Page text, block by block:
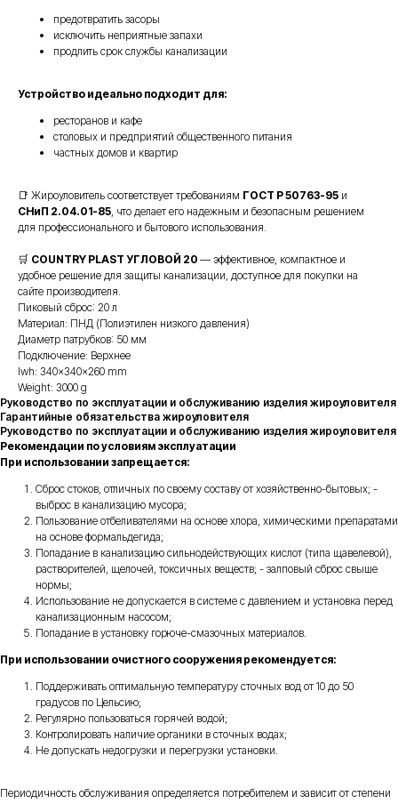
предотвратить засоры
исключить неприятные запахи
продлить срок службы канализации
Устройство идеально подходит для:
ресторанов и кафе
столовых и предприятий общественного питания
частных домов и квартир
📑 Жироуловитель соответствует требованиям ГОСТ Р 50763-95 и
СНиП 2.04.01-85, что делает его надежным и безопасным решением
для профессионального и бытового использования.
🛒 COUNTRY PLAST УГЛОВОЙ 20 — эффективное, компактное и
удобное решение для защиты канализации, доступное для покупки на
сайте производителя.
Пиковый сброс: 20 л
Материал: ПНД (Полиэтилен низкого давления)
Диаметр патрубков: 50 мм
Подключение: Верхнее
lwh: 340x340x260 mm
Weight: 3000 g
Руководство по эксплуатации и обслуживанию изделия жироуловителя
Гарантийные обязательства жироуловителя
Руководство по эксплуатации и обслуживанию изделия жироуловителя
Рекомендации по условиям эксплуатации
При использовании запрещается:
Сброс стоков, отличных по своему составу от хозяйственно-бытовых; -
выброс в канализацию мусора;
Пользование отбеливателями на основе хлора, химическими препаратами
на основе формальдегида;
Попадание в канализацию сильнодействующих кислот (типа щавелевой),
растворителей, щелочей, токсичных веществ; - залповый сброс свыше
нормы;
Использование не допускается в системе с давлением и установка перед
канализационным насосом;
Попадание в установку горюче-смазочных материалов.
При использовании очистного сооружения рекомендуется:
Поддерживать оптимальную температуру сточных вод от 10 до 50
градусов по Цельсию;
Регулярно пользоваться горячей водой;
Контролировать наличие органики в сточных водах;
Не допускать недогрузки и перегрузки установки.
Периодичность обслуживания определяется потребителем и зависит от степени